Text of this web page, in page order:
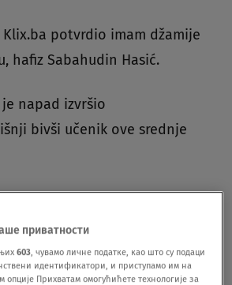
potvrdio imam džamije
hafiz Sabahudin Hasić.
napad izvršio
bivši učenik ove srednje
u školu sa pištoljem i
nekoliko desetina hitaca. Na
u školskom toaletu,
policajci koji su evakuisali
приватности
603 , чувамо личне податке, као што су подаци
идентификатори, и приступамо им на
опције Прихватам омогућићете технологије за